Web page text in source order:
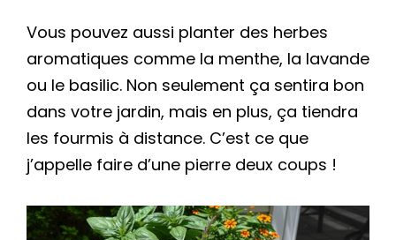
Vous pouvez aussi planter des herbes
aromatiques comme la menthe, la lavande
ou le basilic. Non seulement ça sentira bon
dans votre jardin, mais en plus, ça tiendra
les fourmis à distance. C’est ce que
j’appelle faire d’une pierre deux coups !